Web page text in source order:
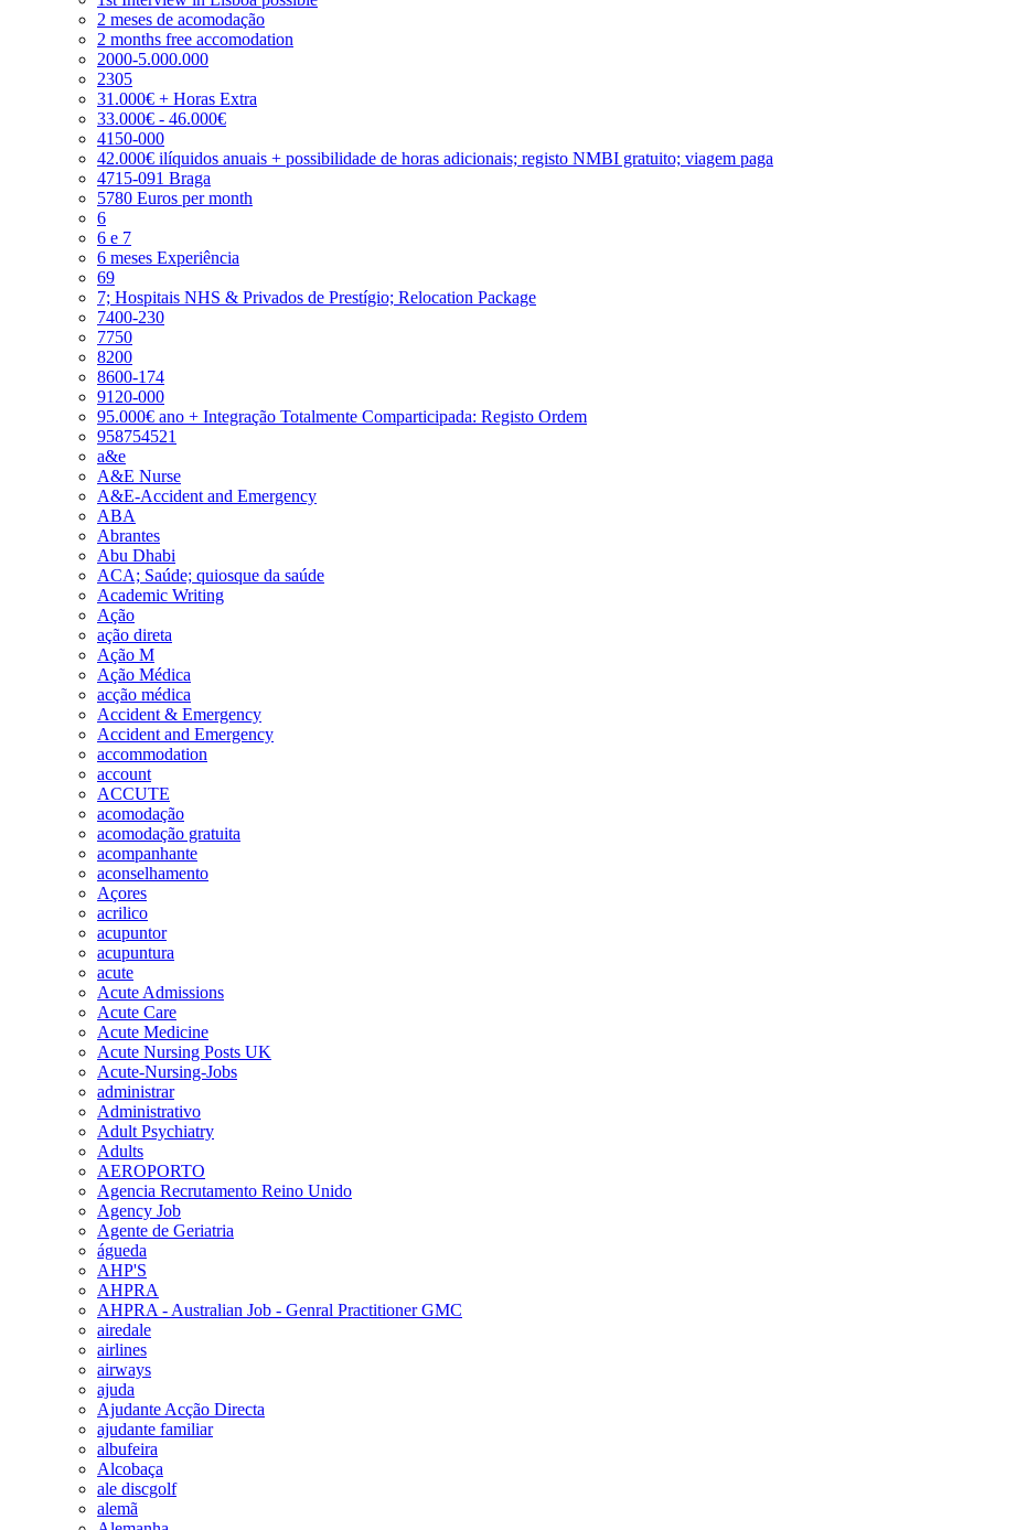
2 meses de acomodação
2 months free accomodation
2000-5.000.000
2305
31.000€ + Horas Extra
33.000€ - 46.000€
4150-000
42.000€ ilíquidos anuais + possibilidade de horas adicionais; registo NMBI gratuito; viagem paga
4715-091 Braga
5780 Euros per month
6
6 e 7
6 meses Experiência
69
7; Hospitais NHS & Privados de Prestígio; Relocation Package
7400-230
7750
8200
8600-174
9120-000
95.000€ ano + Integração Totalmente Comparticipada: Registo Ordem
958754521
a&e
A&E Nurse
A&E-Accident and Emergency
ABA
Abrantes
Abu Dhabi
ACA; Saúde; quiosque da saúde
Academic Writing
Ação
ação direta
Ação M
Ação Médica
acção médica
Accident & Emergency
Accident and Emergency
accommodation
account
ACCUTE
acomodação
acomodação gratuita
acompanhante
aconselhamento
Açores
acrilico
acupuntor
acupuntura
acute
Acute Admissions
Acute Care
Acute Medicine
Acute Nursing Posts UK
Acute-Nursing-Jobs
administrar
Administrativo
Adult Psychiatry
Adults
AEROPORTO
Agencia Recrutamento Reino Unido
Agency Job
Agente de Geriatria
águeda
AHP'S
AHPRA
AHPRA - Australian Job - Genral Practitioner GMC
airedale
airlines
airways
ajuda
Ajudante Acção Directa
ajudante familiar
albufeira
Alcobaça
ale discgolf
alemã